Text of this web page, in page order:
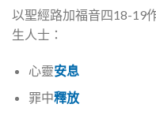
以聖經路加福音四18-19
生人士：
心靈安息
罪中釋放